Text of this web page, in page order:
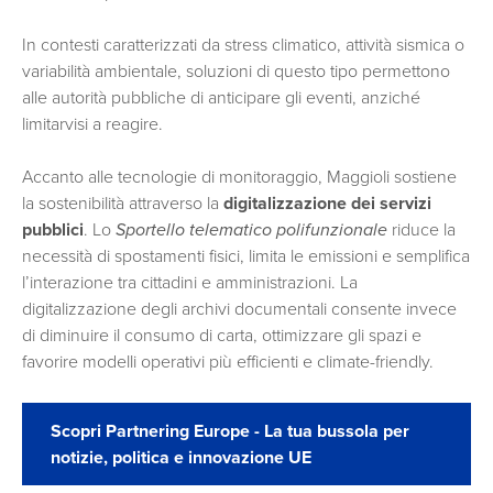
In contesti caratterizzati da stress climatico, attività sismica o
variabilità ambientale, soluzioni di questo tipo permettono
alle autorità pubbliche di anticipare gli eventi, anziché
limitarvisi a reagire.
Accanto alle tecnologie di monitoraggio, Maggioli sostiene
la sostenibilità attraverso la digitalizzazione dei servizi
pubblici. Lo Sportello telematico polifunzionale riduce la
necessità di spostamenti fisici, limita le emissioni e semplifica
l’interazione tra cittadini e amministrazioni. La
digitalizzazione degli archivi documentali consente invece
di diminuire il consumo di carta, ottimizzare gli spazi e
favorire modelli operativi più efficienti e climate-friendly.
Scopri Partnering Europe - La tua bussola per
notizie, politica e innovazione UE